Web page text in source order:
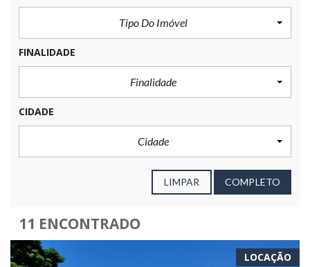
Tipo Do Imóvel
FINALIDADE
Finalidade
CIDADE
Cidade
LIMPAR COMPLETO
11 ENCONTRADO
LOCAÇÃO